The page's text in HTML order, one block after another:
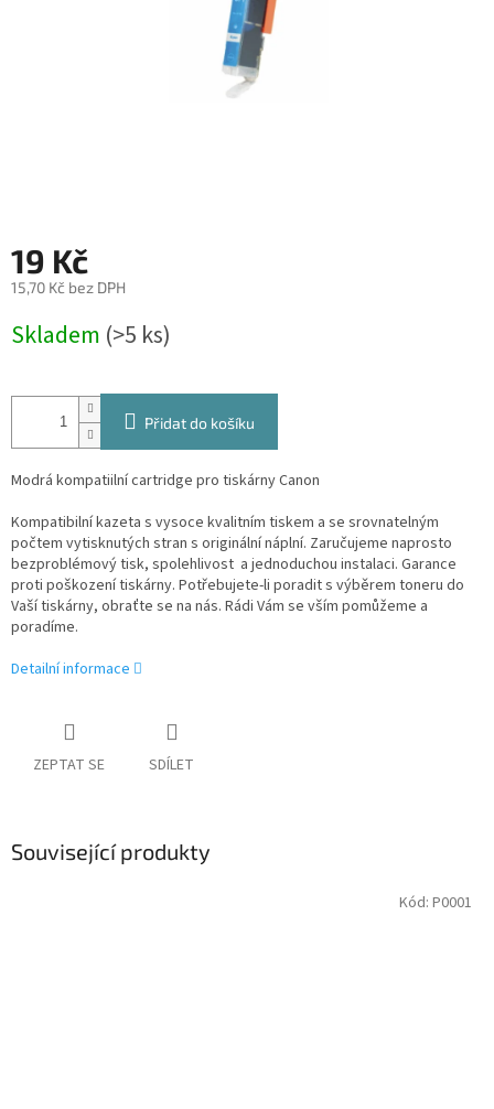
19 Kč
15,70 Kč bez DPH
cena:
Skladem (>5 ks)
Přidat do košíku
Modrá kompatiilní cartridge pro tiskárny Canon
Kompatibilní kazeta s vysoce kvalitním tiskem a se srovnatelným
počtem vytisknutých stran s originální náplní. Zaručujeme naprosto
bezproblémový tisk, spolehlivost a jednoduchou instalaci. Garance
proti poškození tiskárny. Potřebujete-li poradit s výběrem toneru do
Vaší tiskárny, obraťte se na nás. Rádi Vám se vším pomůžeme a
poradíme.
Detailní informace
ZEPTAT SE SDÍLET
Související produkty
Kód: P0001